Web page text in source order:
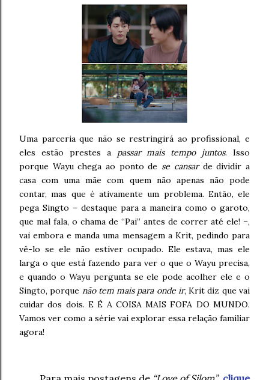
Uma parceria que não se restringirá ao profissional, e
eles estão prestes a passar mais tempo juntos. Isso
porque Wayu chega ao ponto de se cansarde dividir a
casa com uma mãe com quem não apenas não pode
contar, mas que é ativamente um problema. Então, ele
pega Singto – destaque para a maneira como o garoto,
que mal fala, o chama de “Pai” antes de correr até ele! –,
vai embora e manda uma mensagem a Krit, pedindo para
vê-lo se ele não estiver ocupado. Ele estava, mas ele
larga o que está fazendo para ver o que o Wayu precisa,
e quando o Wayu pergunta se ele pode acolher ele e o
Singto, porque não tem mais para onde ir, Krit diz que vai
cuidar dos dois. E É A COISA MAIS FOFA DO MUNDO.
Vamos ver como a série vai explorar essa relação familiar
agora!